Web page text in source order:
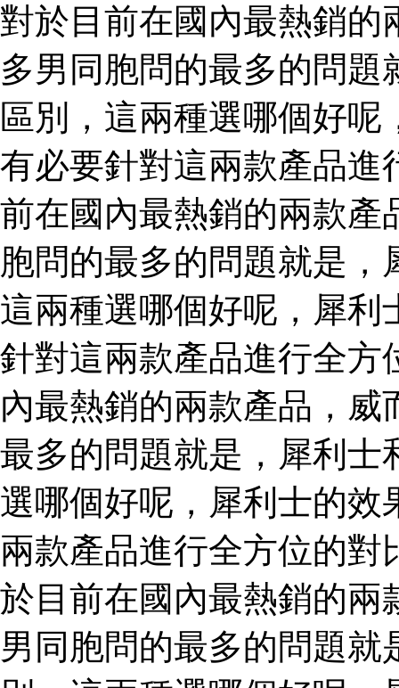
對於目前在國內最熱銷的
多男同胞問的最多的問
區別，這兩種選哪個好呢
有必要針對這兩款產品進
前在國內最熱銷的兩款產
胞問的最多的問題就是
這兩種選哪個好呢，犀利
針對這兩款產品進行全方
內最熱銷的兩款產品，
最多的問題就是，犀利士
選哪個好呢，犀利士的效
兩款產品進行全方位的
於目前在國內最熱銷的兩
男同胞問的最多的問題